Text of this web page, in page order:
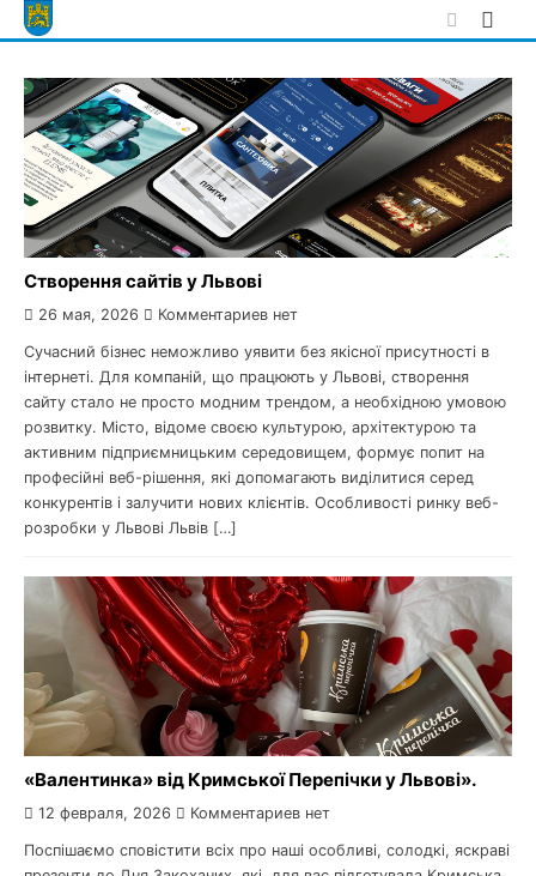
Skip
to
Створення сайтів у Львові
26 мая, 2026 Комментариев нет
Сучасний бізнес неможливо уявити без якісної присутності в
інтернеті. Для компаній, що працюють у Львові, створення
сайту стало не просто модним трендом, а необхідною умовою
розвитку. Місто, відоме своєю культурою, архітектурою та
активним підприємницьким середовищем, формує попит на
професійні веб-рішення, які допомагають виділитися серед
конкурентів і залучити нових клієнтів. Особливості ринку веб-
розробки у Львові Львів […]
«Валентинка» від Кримської Перепічки у Львові».
12 февраля, 2026 Комментариев нет
Поспішаємо сповістити всіх про наші особливі, солодкі, яскраві